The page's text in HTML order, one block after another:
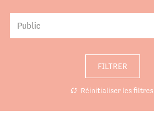
Public
FILTRER
Réinitialiser les filtres